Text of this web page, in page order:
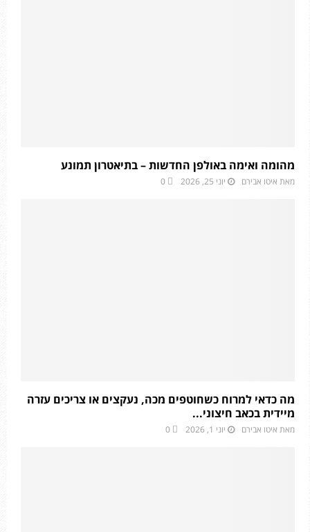
מהומה ואימה באולפן החדשות – בתיאטרון תמונע
מאת איטו אבירם יוני 25, 2026 0
מה כדאי למרוח כשחוטפים מכה, נעקצים או צריכים עזרה
מיידית בכאב חיצוני...
מאת איטו אבירם יוני 1, 2026 0